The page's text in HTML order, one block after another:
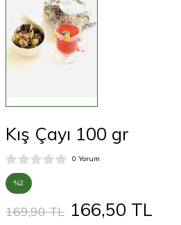
Kış Çayı 100 gr
0 Yorum
%2
169,90 TL 166,50 TL